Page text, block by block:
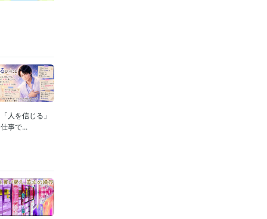
人を信じる」
事で...